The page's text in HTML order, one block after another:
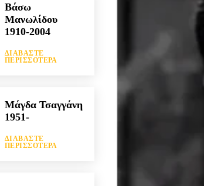
Βάσω
Μανωλίδου
1910-2004
ΔΙΑΒΆΣΤΕ
ΠΕΡΙΣΣΌΤΕΡΑ
Μάγδα Τσαγγάνη
1951-
ΔΙΑΒΆΣΤΕ
ΠΕΡΙΣΣΌΤΕΡΑ